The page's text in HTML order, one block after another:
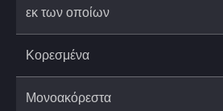
εκ των οποίων
Κορεσμένα
Μονοακόρεστα